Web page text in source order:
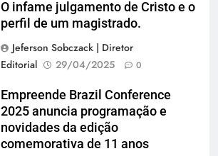
O infame julgamento de Cristo e o
perfil de um magistrado.
Jeferson Sobczack | Diretor
Editorial
29/04/2025 0
Empreende Brazil Conference
2025 anuncia programação e
novidades da edição
comemorativa de 11 anos